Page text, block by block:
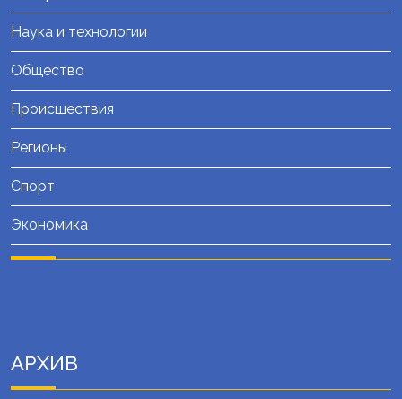
Наука и технологии
Общество
Происшествия
Регионы
Спорт
Экономика
АРХИВ